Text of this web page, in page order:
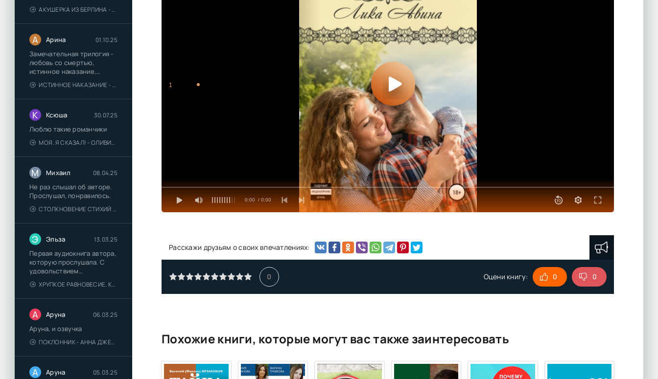
АКУШЕРКА ИЗ БЕРЛИНА - АННА СТЮАРТ
А Арина 01.10.25
Замечательная трилогия -
любовь со смертью,
истинное наказание,
любимая для монстра -
понравились
ИСТИННОЕ НАКАЗАНИЕ - ОЛЬГА ГУСЕЙНОВА
К Ксюша 30.07.25
Люблю такие романчики
МОЯ. Я СКАЗАЛ! - ОЛИВИЯ ЛЕЙК
М Михаил 08.04.25
Не раз слышал об авторе.
Прослушал, понравилось.
СТОЛКНОВЕНИЕ СТИХИЙ - ВАЛЕРИЙ ГУМИНСКИЙ
Э Эльза 13.03.25
Первая аудиокнига автора,
которую прослушала. С
удовольствием
познакомлюсь и с другими.
ХРУПКОЕ РАВНОВЕСИЕ. КНИГА 1 - АНА ШЕРРИ
А Аруна 06.03.25
Аруна, и озвучка
ПОКЛОННИК - АННА ДЖЕЙН
А Аруна 05.03.25
0:00 / 0:00
1
Расскажи друзьям о своих впечатлениях:
0 Оцени книгу: 0 0
Похожие книги, которые могут вас также заинтересовать